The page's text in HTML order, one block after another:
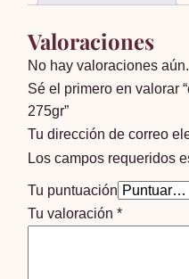
Valoraciones
No hay valoraciones aún.
Sé el primero en valorar
275gr”
Tu dirección de correo
Los campos requeridos
Tu puntuación
Tu valoración*